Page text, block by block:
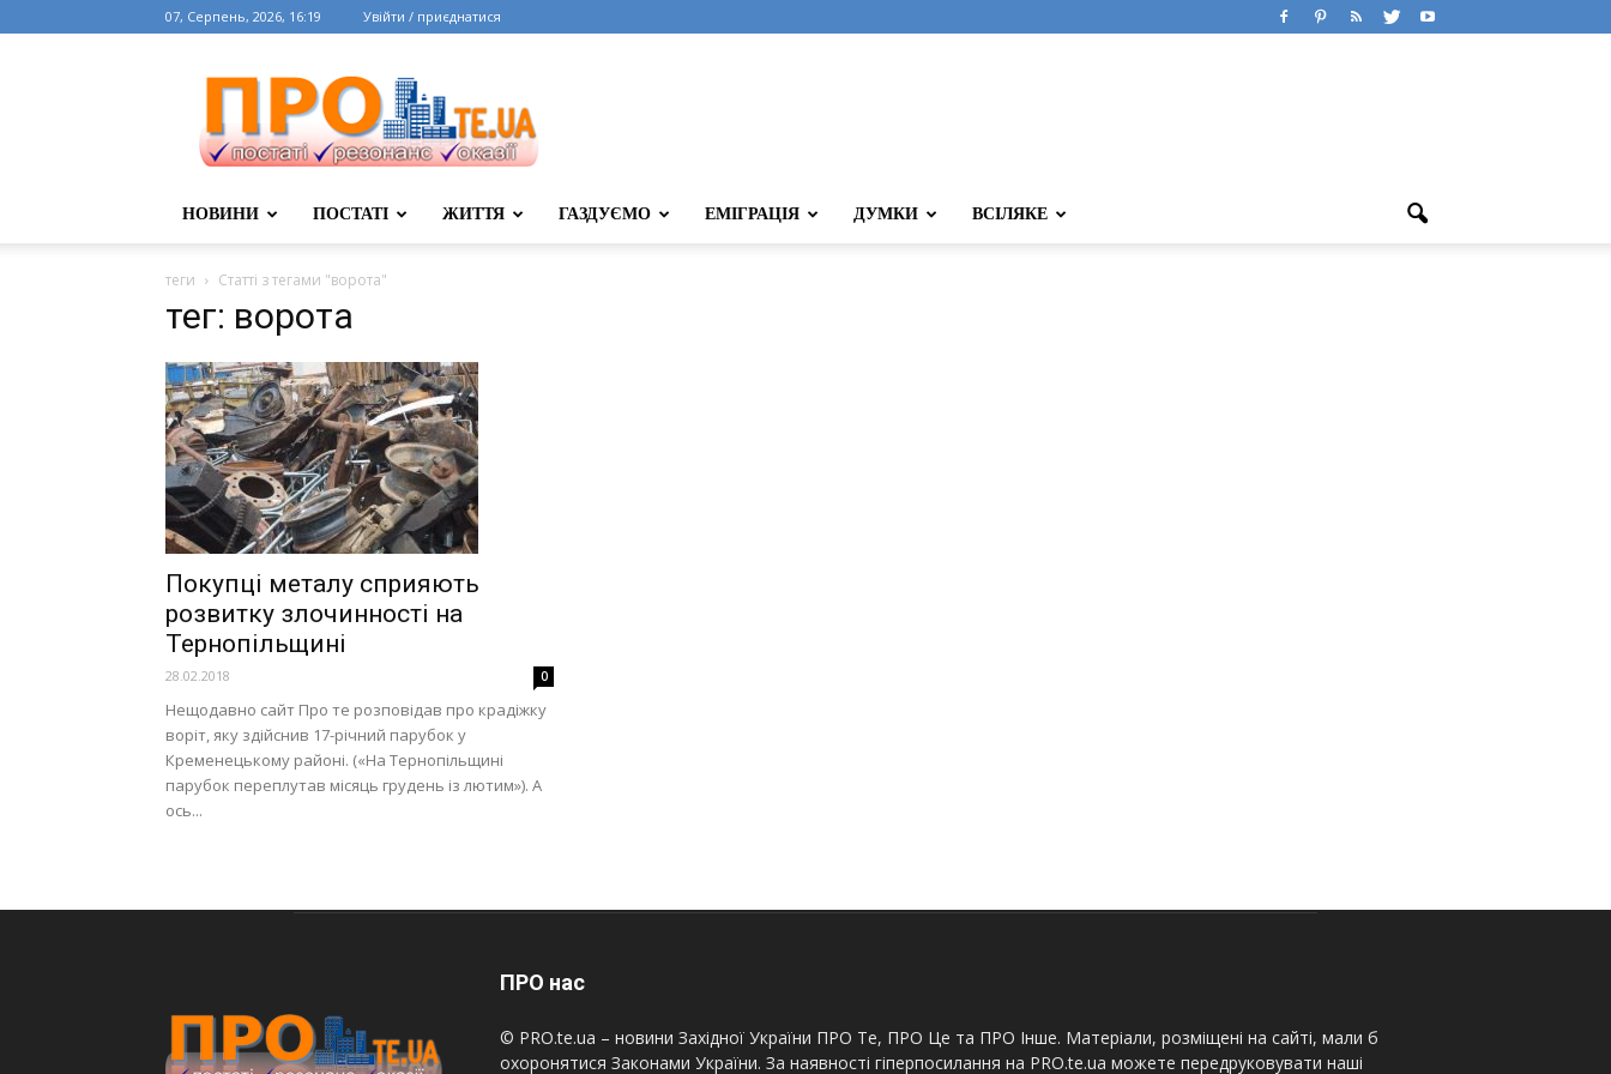
07, Серпень, 2026, 16:19 Увійти / приєднатися
НОВИНИ ПОСТАТІ ЖИТТЯ ГАЗДУЄМО ЕМІГРАЦІЯ ДУМКИ ВСІЛЯКЕ
теги Статті з тегами "ворота"
тег: ворота
Покупці металу сприяють
розвитку злочинності на
Тернопільщині
28.02.2018 0
Нещодавно сайт Про те розповідав про крадіжку
воріт, яку здійснив 17-річний парубок у
Кременецькому районі. («На Тернопільщині
парубок переплутав місяць грудень із лютим»). А
ось...
ПРО нас
© PRO.te.ua – новини Західної України ПРО Те, ПРО Це та ПРО Інше. Матеріали, розміщені на сайті, мали б
охоронятися Законами України. За наявності гіперпосилання на PRO.te.ua можете передруковувати наші